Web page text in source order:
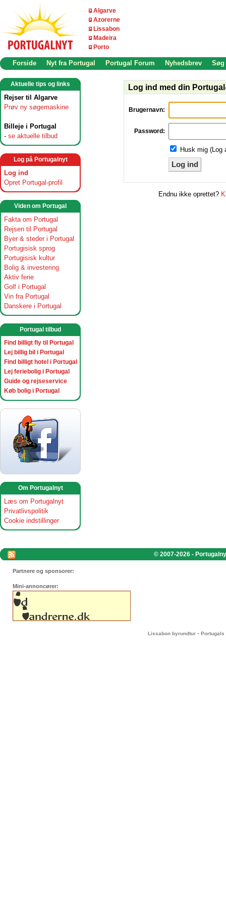
Algarve
Azorerne
Lissabon
Madeira
Porto
Forside Nyt fra Portugal Portugal Forum Nyhedsbrev Søg
Aktuelle tips og links
Rejser til Algarve
Prøv ny søgemaskine
Billeje i Portugal
- se aktuelle tilbud
Log på Portugalnyt
Log ind
Opret Portugal-profil
Viden om Portugal
Fakta om Portugal
Rejsen til Portugal
Byer & steder i Portugal
Portugisisk sprog
Portugisisk kultur
Bolig & investering
Aktiv ferie
Golf i Portugal
Vin fra Portugal
Danskere i Portugal
Portugal tilbud
Find billigt fly til Portugal
Lej billig bil i Portugal
Find billigt hotel i Portugal
Lej feriebolig i Portugal
Guide og rejseservice
Køb bolig i Portugal
Om Portugalnyt
Læs om Portugalnyt
Privatlivspolitik
Cookie indstillinger
Log ind med din
Brugernavn:
Password:
Husk mig (Log
Log ind
Endnu ikke oprettet?
© 2007-2026 -
Partnere og sponsorer:
Mini-annoncører:
Lissabon byrundtur - Portugals